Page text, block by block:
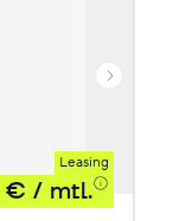
Leasing
€ / mtl.